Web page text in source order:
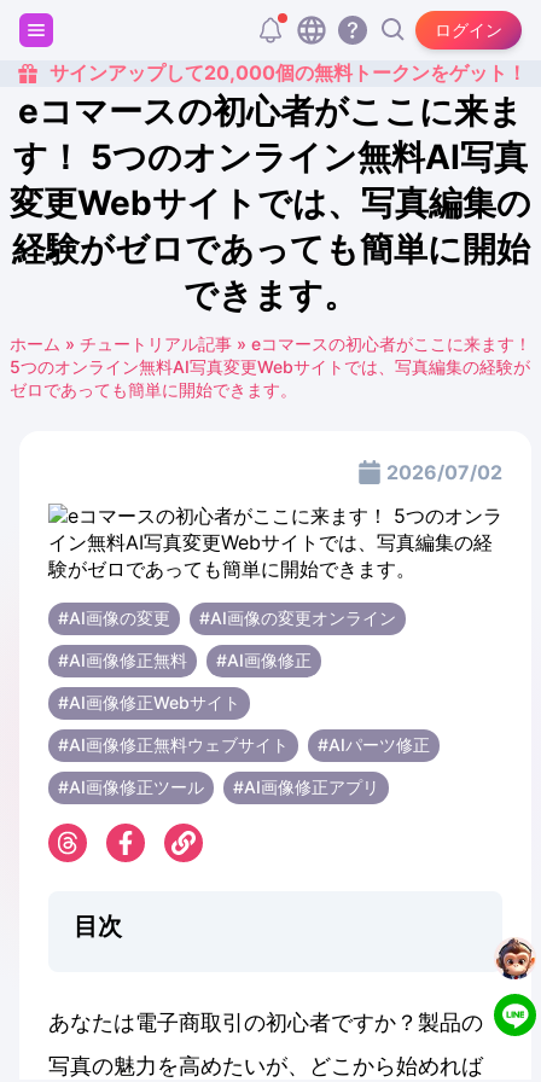
ログイン
サインアップして20,000個の無料トークンをゲット！
eコマースの初心者がここに来ま
す！ 5つのオンライン無料AI写真
変更Webサイトでは、写真編集の
経験がゼロであっても簡単に開始
できます。
ホーム » チュートリアル記事 » eコマースの初心者がここに来ます！
5つのオンライン無料AI写真変更Webサイトでは、写真編集の経験が
ゼロであっても簡単に開始できます。
2026/07/02
#AI画像の変更 #AI画像の変更オンライン
#AI画像修正無料 #AI画像修正
#AI画像修正Webサイト
#AI画像修正無料ウェブサイト #AIパーツ修正
#AI画像修正ツール #AI画像修正アプリ
目次
あなたは電子商取引の初心者ですか？製品の
写真の魅力を高めたいが、どこから始めれば